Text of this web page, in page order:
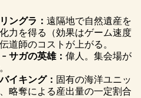
ングラ： 遠隔地で自然遺産を
力を得る（効果はゲーム速度
道師のコストが上がる。
サガの英雄： 偉人。集会場が
イキング： 固有の海洋ユニッ
略奪による産出量の一定割合